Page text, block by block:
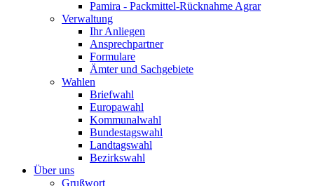
Pamira - Packmittel-Rücknahme Agrar
Verwaltung
Ihr Anliegen
Ansprechpartner
Formulare
Ämter und Sachgebiete
Wahlen
Briefwahl
Europawahl
Kommunalwahl
Bundestagswahl
Landtagswahl
Bezirkswahl
Über uns
Grußwort